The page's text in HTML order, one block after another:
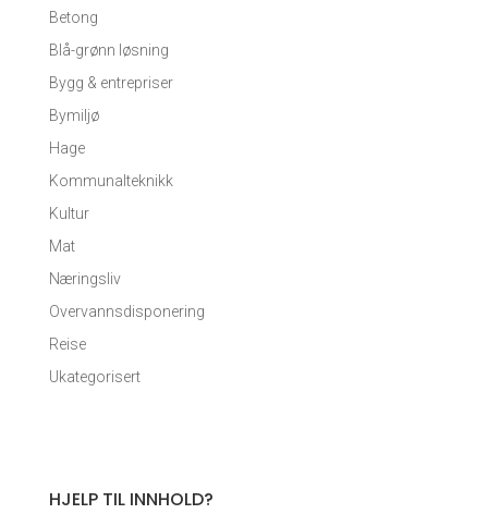
Betong
Blå-grønn løsning
Bygg & entrepriser
Bymiljø
Hage
Kommunalteknikk
Kultur
Mat
Næringsliv
Overvannsdisponering
Reise
Ukategorisert
HJELP TIL INNHOLD?